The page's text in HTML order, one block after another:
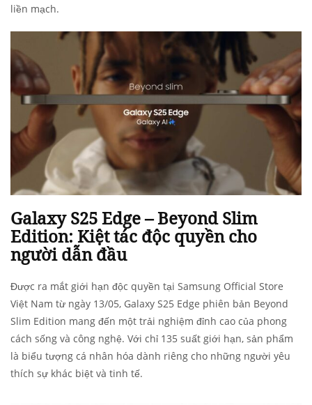
liền mạch.
Galaxy S25 Edge – Beyond Slim
Edition: Kiệt tác độc quyền cho
người dẫn đầu
Được ra mắt giới hạn độc quyền tại Samsung Official Store
Việt Nam từ ngày 13/05, Galaxy S25 Edge phiên bản Beyond
Slim Edition mang đến một trải nghiệm đỉnh cao của phong
cách sống và công nghệ. Với chỉ 135 suất giới hạn, sản phẩm
là biểu tượng cá nhân hóa dành riêng cho những người yêu
thích sự khác biệt và tinh tế.